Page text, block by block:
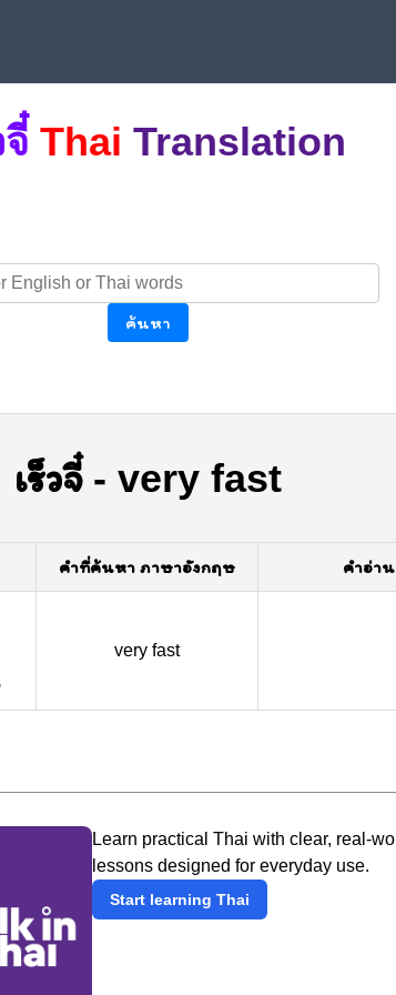
จี๋ Thai Translation
ค้นหา
เร็วจี๋- very fast
คำที่ค้นหา ภาษาอังกฤษ คำอ่าน
very fast
Learn practical Thai with clear, real-
lessons designed for everyday use.
Start learning Thai